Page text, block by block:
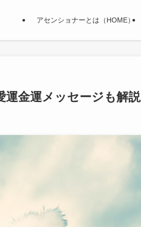
アセンショナーとは（HOME）
運金運メッセージも解説